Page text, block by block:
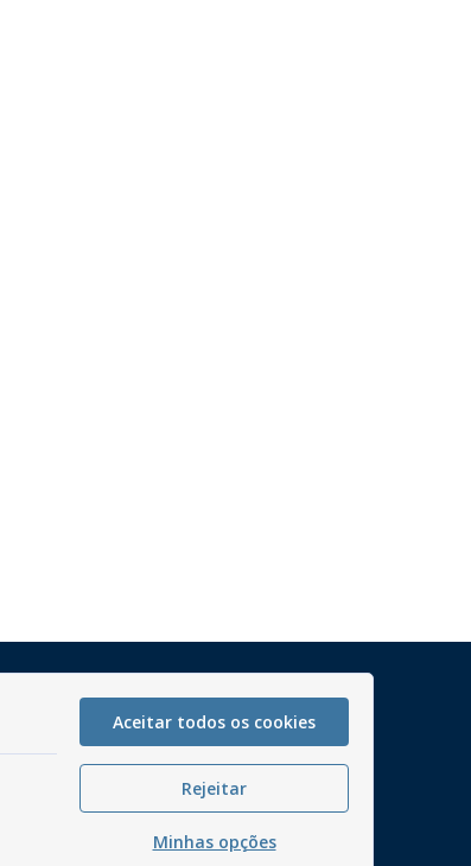
Perguntas frequentes
Aceitar todos os cookies
Rejeitar
Minhas opções